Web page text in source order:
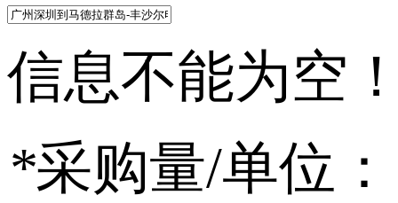
信息不能为空
*采购量/单位：